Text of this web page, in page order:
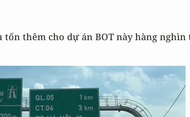
tốn thêm cho dự án BOT này hàng nghìn